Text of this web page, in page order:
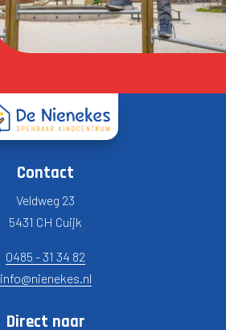
Contact
Veldweg 23
5431 CH Cuijk
0485 - 31 34 82
info@nienekes.nl
Direct naar